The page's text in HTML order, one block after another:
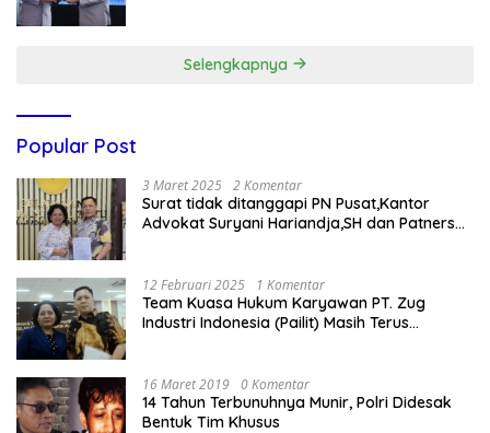
Selengkapnya
Popular Post
3 Maret 2025 2 Komentar
Surat tidak ditanggapi PN Pusat,Kantor
Advokat Suryani Hariandja,SH dan Patners
12 Februari 2025 1 Komentar
Team Kuasa Hukum Karyawan PT. Zug
Industri Indonesia (Pailit) Masih Terus
16 Maret 2019 0 Komentar
14 Tahun Terbunuhnya Munir, Polri Didesak
Bentuk Tim Khusus